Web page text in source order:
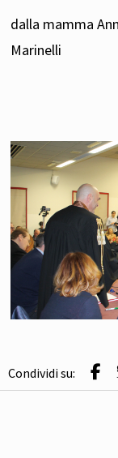
dalla mamma
Marinelli
Condividi su: